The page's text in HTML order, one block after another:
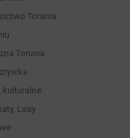
Torunia
Torunia
kulturalne
Lasy